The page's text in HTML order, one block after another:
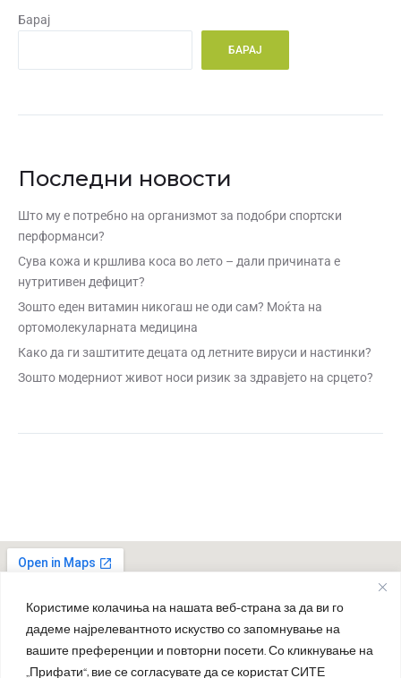
Користиме колачиња на нашата веб-страна за да ви го
дадеме најрелевантното искуство со запомнување на
вашите преференции и повторни посети. Со кликнување на
„Прифати“, вие се согласувате да се користат СИТЕ
Барај
БАРАЈ
Последни новости
Што му е потребно на организмот за подобри спортски
перформанси?
Сува кожа и кршлива коса во лето – дали причината е
нутритивен дефицит?
Зошто еден витамин никогаш не оди сам? Моќта на
ортомолекуларната медицина
Како да ги заштитите децата од летните вируси и настинки?
Зошто модерниот живот носи ризик за здравјето на срцето?